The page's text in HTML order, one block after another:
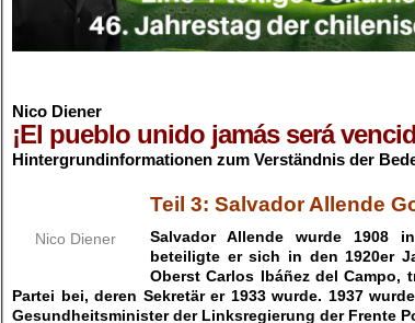
Nico Diener
¡El pueblo unido jamás será
Hintergrundinformationen zum Verständnis der
Nico Diener
Teil 3: Salvador Allende
Salvador Allende wurde 1908
beteiligte er sich in den 1920er
Oberst Carlos Ibáñez del Campo,
Partei bei, deren Sekretär er 1933 wurde. 1937
Gesundheitsminister der Links­regierung der Frente